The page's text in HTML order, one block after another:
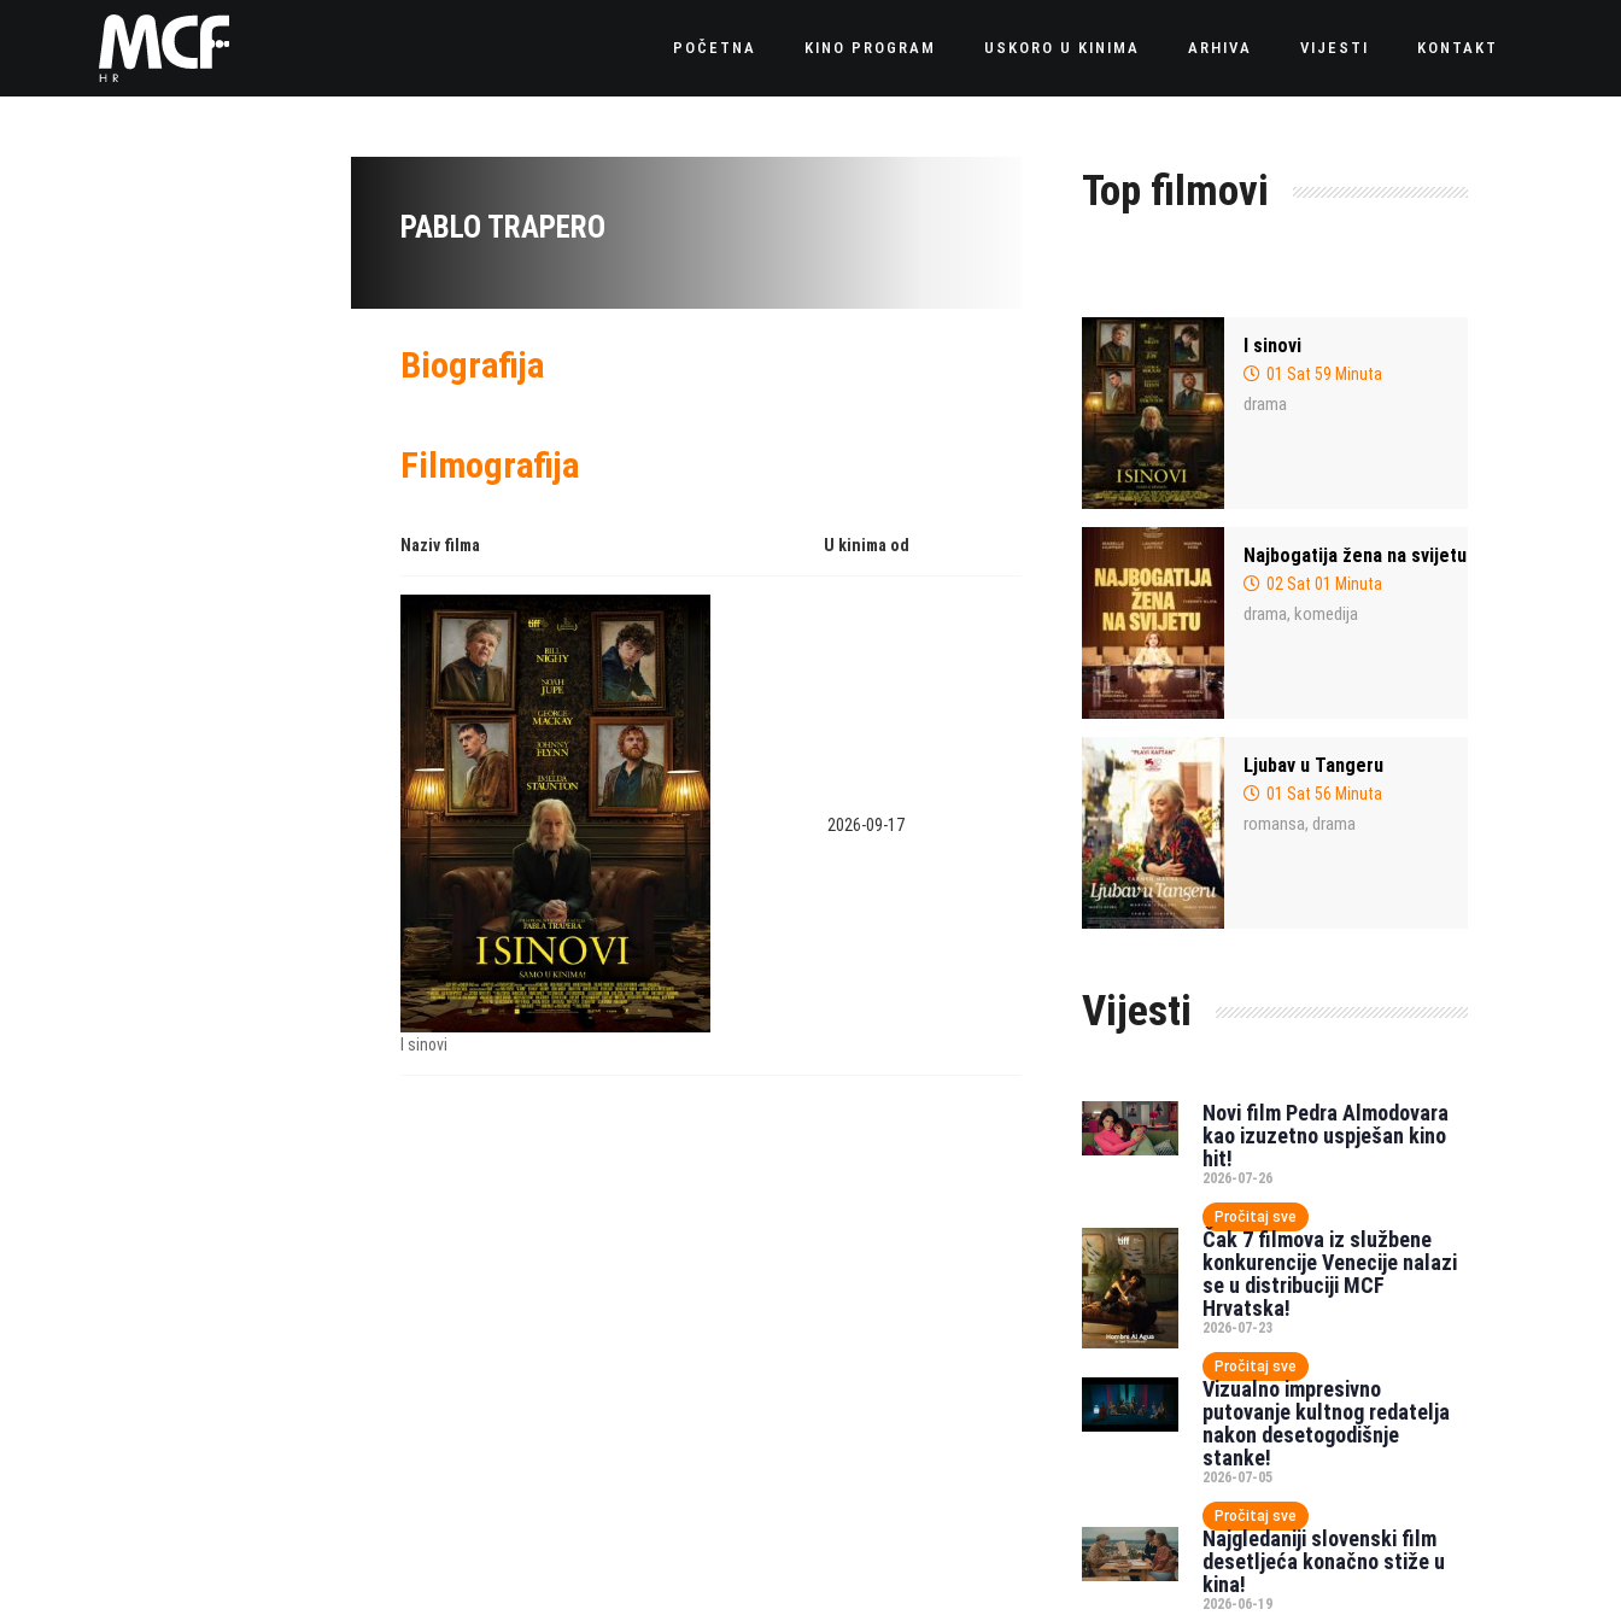
POČETNA KINO PROGRAM USKORO U KINIMA ARHIVA VIJESTI KONTAKT
PABLO TRAPERO
Biografija
Filmografija
Naziv filma U kinima od
I sinovi
2026-09-17
Top filmovi
I sinovi
01 Sat 59 Minuta
drama
Najbogatija žena na svijetu
02 Sat 01 Minuta
drama, komedija
Ljubav u Tangeru
01 Sat 56 Minuta
romansa, drama
Vijesti
Novi film Pedra Almodovara
kao izuzetno uspješan kino
hit!
2026-07-26
Pročitaj sve
Čak 7 filmova iz službene
konkurencije Venecije nalazi
se u distribuciji MCF
Hrvatska!
2026-07-23
Pročitaj sve
Vizualno impresivno
putovanje kultnog redatelja
nakon desetogodišnje
stanke!
2026-07-05
Pročitaj sve
Najgledaniji slovenski film
desetljeća konačno stiže u
kina!
2026-06-19